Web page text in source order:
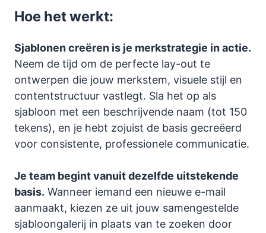
Hoe het werkt:
Sjablonen creëren is je merkstrategie in actie.
Neem de tijd om de perfecte lay-out te
ontwerpen die jouw merkstem, visuele stijl en
contentstructuur vastlegt. Sla het op als
sjabloon met een beschrijvende naam (tot 150
tekens), en je hebt zojuist de basis gecreëerd
voor consistente, professionele communicatie.
Je team begint vanuit dezelfde uitstekende
basis. Wanneer iemand een nieuwe e-mail
aanmaakt, kiezen ze uit jouw samengestelde
sjabloongalerij in plaats van te zoeken door